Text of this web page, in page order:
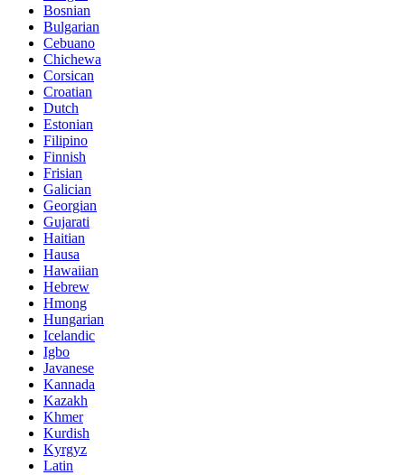
Bosnian
Bulgarian
Cebuano
Chichewa
Corsican
Croatian
Dutch
Estonian
Filipino
Finnish
Frisian
Galician
Georgian
Gujarati
Haitian
Hausa
Hawaiian
Hebrew
Hmong
Hungarian
Icelandic
Igbo
Javanese
Kannada
Kazakh
Khmer
Kurdish
Kyrgyz
Latin